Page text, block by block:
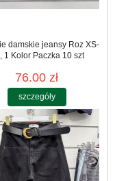
damskie jeansy Roz XS-
1 Kolor Paczka 10 szt
76.00 zł
szczegóły